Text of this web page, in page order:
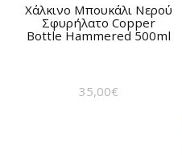
Χάλκινο Μπουκάλι Νερού
Σφυρήλατο Copper
Bottle Hammered 500ml
35,00€